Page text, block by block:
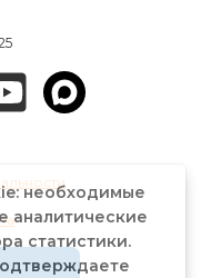
необходимые
аналитические
статистики.